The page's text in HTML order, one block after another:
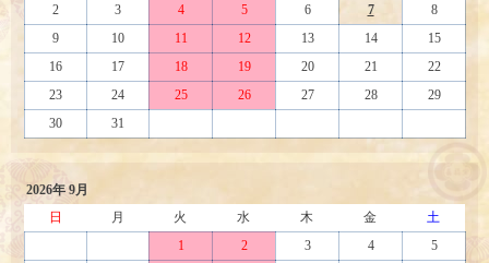
2
3 4 5 6 7
8
9
10 11 12 13 14
15
16
17 18 19 20 21
22
23
24 25 26 27 28
29
30
31
2026年 9月
日
月 火 水 木 金
土
1
2 3 4
5